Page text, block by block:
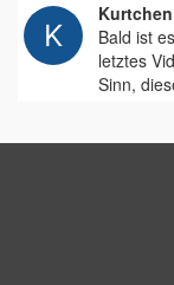
Kurtchen
Bald ist
letztes
Sinn,